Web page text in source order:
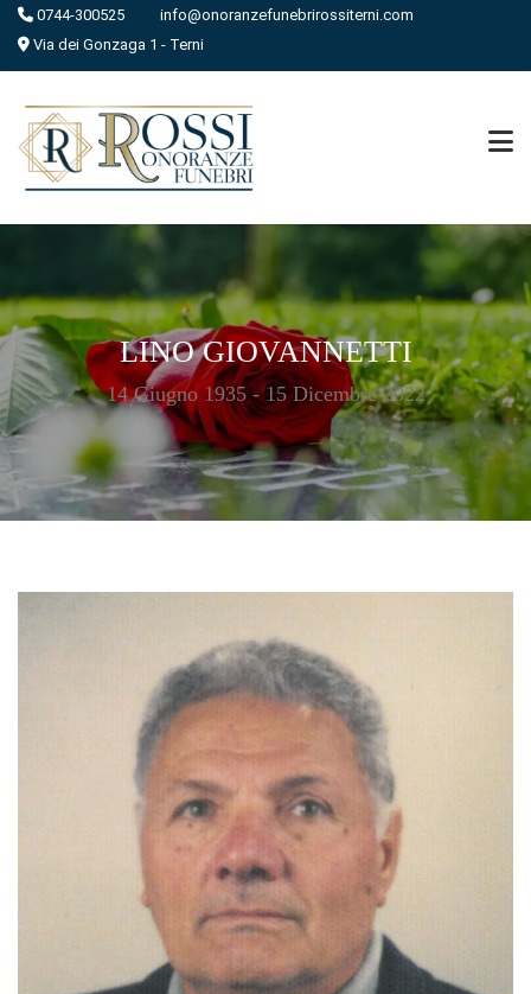
0744-300525
info@onoranzefunebrirossiterni.com
Via dei Gonzaga 1 - Terni
LINO GIOVANNETTI
14 Giugno 1935 - 15 Dicembre 2022